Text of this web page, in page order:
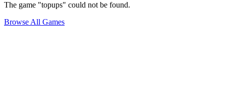
The game "topups" could not be found.
Browse All Games